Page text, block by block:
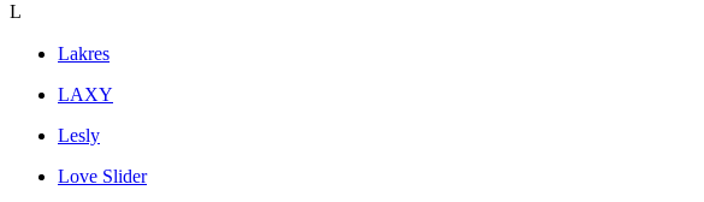
L
Lakres
LAXY
Lesly
Love Slider